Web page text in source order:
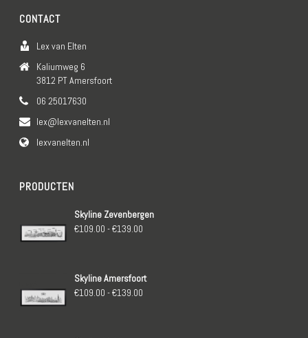
CONTACT
Lex van Elten
Kaliumweg 6
3812 PT Amersfoort
06 25017630
lex@lexvanelten.nl
lexvanelten.nl
PRODUCTEN
Skyline Zevenbergen
€109.00 -€139.00
Skyline Amersfoort
€109.00 -€139.00